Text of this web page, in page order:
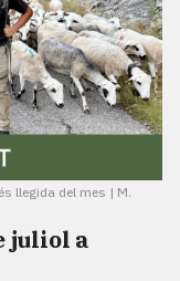
llegida del mes | M.
juliol a